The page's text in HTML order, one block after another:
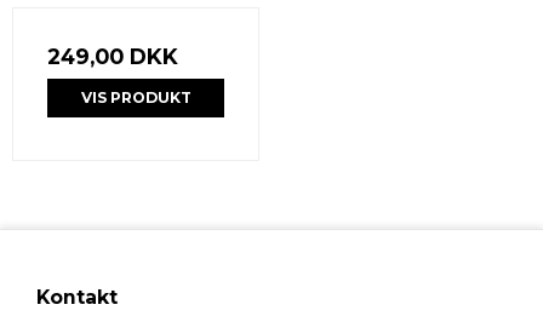
249,00 DKK
VIS PRODUKT
Kontakt